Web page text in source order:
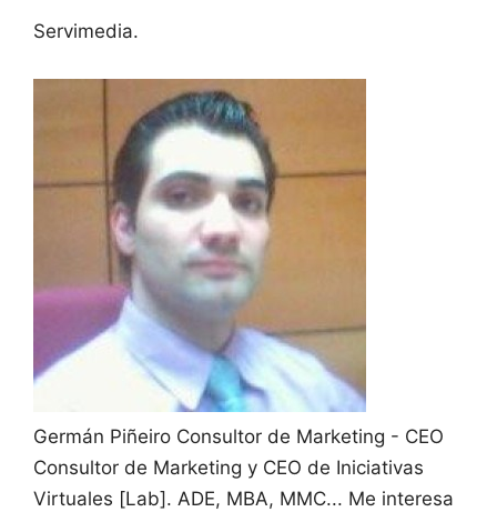
Servimedia.
Germán Piñeiro Consultor de Marketing - CEO
Consultor de Marketing y CEO de Iniciativas
Virtuales [Lab]. ADE, MBA, MMC... Me interesa